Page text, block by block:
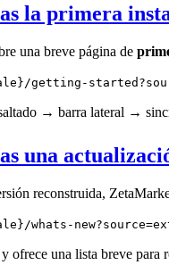
la primera
una breve página de
getting-
→ barra lateral →
una
reconstruida,
whats-
ofrece una lista breve para